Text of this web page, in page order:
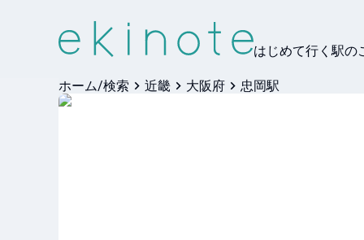
はじめて行く駅の
ホーム/検索 近畿 大阪府 忠岡駅